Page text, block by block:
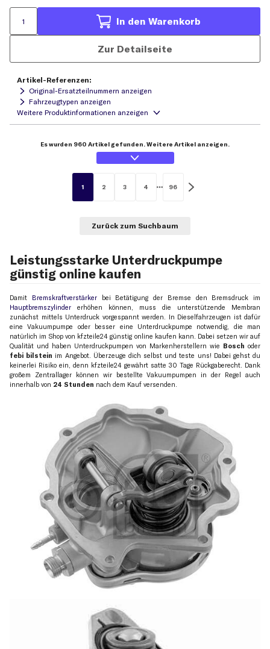
In den Warenkorb
Zur Detailseite
Artikel-Referenzen:
Original-Ersatzteilnummern anzeigen
Fahrzeugtypen anzeigen
Es wurden 960 Artikel gefunden. Weitere Artikel anzeigen.
1 2 3 4 96
Zurück zum Suchbaum
Leistungsstarke Unterdruckpumpe
günstig online kaufen
Damit Bremskraftverstärkerbei Betätigung der Bremse den Bremsdruck im
Hauptbremszylinder erhöhen können, muss die unterstützende Membran
zunächst mittels Unterdruck vorgespannt werden. In Dieselfahrzeugen ist dafür
eine Vakuumpumpe oder besser eine Unterdruckpumpe notwendig, die man
natürlich im Shop von kfzteile24 günstig online kaufen kann. Dabei setzen wir auf
Qualität und haben Unterdruckpumpen von Markenherstellern wie Bosch oder
febi bilstein im Angebot. Überzeuge dich selbst und teste uns! Dabei gehst du
keinerlei Risiko ein, denn kfzteile24 gewährt satte 30 Tage Rückgaberecht. Dank
großem Zentrallager können wir bestellte Vakuumpumpen in der Regel auch
innerhalb von 24 Stunden nach dem Kauf versenden.